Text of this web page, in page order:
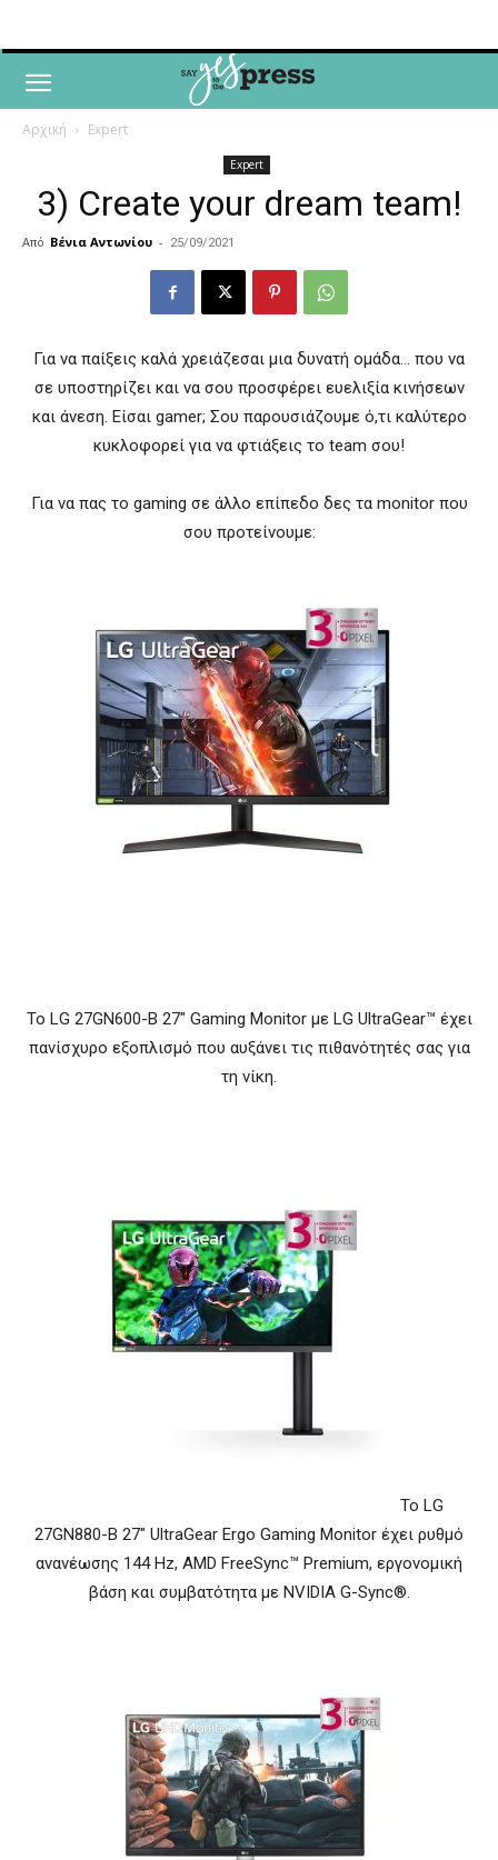
Αρχική Expert
Expert
3) Create your dream team!
Από Βένια Αντωνίου - 25/09/2021
Για να παίξεις καλά χρειάζεσαι μια δυνατή ομάδα… που να
σε υποστηρίζει και να σου προσφέρει ευελιξία κινήσεων
και άνεση. Είσαι gamer; Σου παρουσιάζουμε ό,τι καλύτερο
κυκλοφορεί για να φτιάξεις το team σου!
Για να πας το gaming σε άλλο επίπεδο δες τα monitor που
σου προτείνουμε:
To LG 27GN600-B 27″ Gaming Monitor με LG UltraGear™ έχει
πανίσχυρο εξοπλισμό που αυξάνει τις πιθανότητές σας για
τη νίκη.
Το LG
27GN880-B 27″ UltraGear Ergo Gaming Monitor έχει ρυθμό
ανανέωσης 144 Hz, AMD FreeSync™ Premium, εργονομική
βάση και συμβατότητα με NVIDIA G-Sync®.